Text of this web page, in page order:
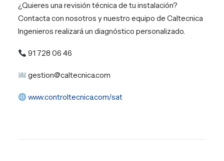
¿Quieres una revisión técnica de tu instalación?
Contacta con nosotros y nuestro equipo de Caltecnica
Ingenieros realizará un diagnóstico personalizado.
91 728 06 46
gestion@caltecnica.com
www.controltecnica.com/sat